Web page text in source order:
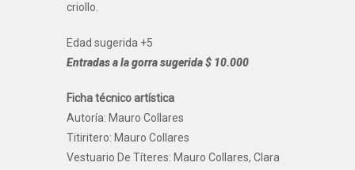
criollo.
Edad sugerida +5
Entradas a la gorra sugerida $ 10.000
Ficha técnico artística
Autoría: Mauro Collares
Titiritero: Mauro Collares
Vestuario De Títeres: Mauro Collares, Clara